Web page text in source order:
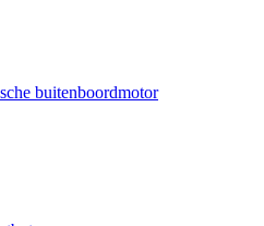
buitenboordmotor